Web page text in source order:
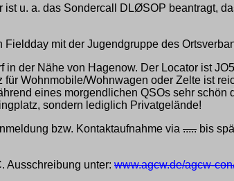
u. a. das Sondercall DLØSOP beantragt,
mit der Jugendgruppe des
der Nähe von Hagenow. Der Locator ist
Wohnmobile/Wohnwagen oder Zelte ist
eines morgendlichen QSOs sehr schön
sondern lediglich Privatgelände!
bzw. Kontaktaufnahme via ..... bis
Ausschreibung unter: www.agcw.de/agcw-